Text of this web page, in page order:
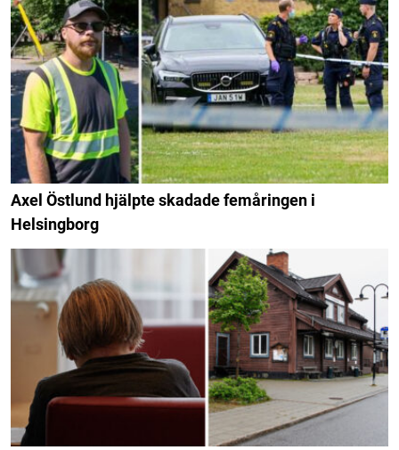
Axel Östlund hjälpte skadade femåringen i
Helsingborg